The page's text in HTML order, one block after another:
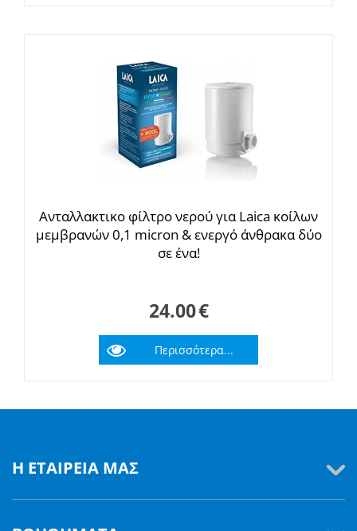
Ανταλλακτικο φίλτρο νερού για Laica κοίλων
μεμβρανών 0,1 micron & ενεργό άνθρακα δύο
σε ένα!
24.00€
Περισσότερα...
Η ΕΤΑΙΡΕΊΑ ΜΑΣ